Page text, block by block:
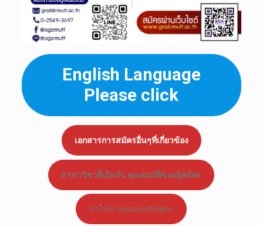
English Language
Please click
เอกสารการสมัครอื่นๆที่เกี่ยวข้อง
สาขาวิชาที่เปิดรับ คุณสมบัติของผู้สมัคร
ค่าใช้จ่ายตลอดหลักสูตร